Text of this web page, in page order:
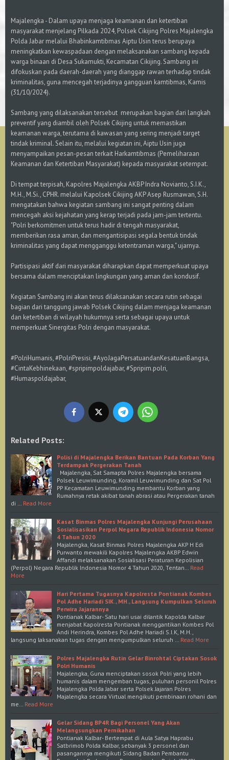
Majalengka - Dalam upaya menjaga keamanan dan ketertiban
masyarakat menjelang Pilkada 2024, Polsek Cikijing Polres Majalengka
Polda Jabar melalui Bhabinkamtibmas Aiptu Usin terus berupaya
meningkatkan kewaspadaan dengan melaksanakan sambang kepada
warga binaan di Desa Sukamukti, Kecamatan Cikijing. Sambang ini
difokuskan pada daerah-daerah yang dianggap rawan terhadap tindak
kriminalitas, guna mencegah terjadinya gangguan kamtibmas, Kamis
(31/10/2024).
Sambang yang dilaksanakan tersebut merupakan bagian dari langkah
preventif yang diambil oleh Polsek Cikijing untuk memastikan
keamanan warga, terutama di kawasan yang sering menjadi target
tindak kriminal. Selain itu, melalui kegiatan ini, Aiptu Usin juga
menyampaikan pesan-pesan terkait Harkamtibmas (Pemeliharaan
Keamanan dan Ketertiban Masyarakat) kepada masyarakat setempat.
Di tempat terpisah, Kapolres Majalengka AKBP Indra Novianto, S.I.K.,
M.H., M.Si., CPHR. melalui Kapolsek Cikijing AKP Asep Rusmawan, S.H.
mengatakan bahwa kegiatan sambang ini sangat penting dalam
mencegah aksi kejahatan yang kerap terjadi pada jam-jam tertentu.
"Polri berkomitmen untuk terus hadir di tengah masyarakat,
memberikan rasa aman, dan mengantisipasi segala bentuk tindak
kriminalitas yang dapat mengganggu ketentraman warga," ujarnya.
Partisipasi aktif dari masyarakat diharapkan dapat memperkuat upaya
bersama dalam menciptakan lingkungan yang aman dan kondusif.
Kegiatan Sambang ini akan terus dilaksanakan secara rutin sebagai
bagian dari tanggung jawab Polsek Cikijing dalam menjaga keamanan
dan ketertiban di wilayah hukumnya serta sebagai upaya untuk
memperkuat Sinergitas Polri dengan masyarakat.
#PolriHumanis, #PolriPresisi, #AyoJagaPersatuandanKesatuanBangsa,
#CintaKebhinekaan, #spripimpoldajabar, #Spripim.polri,
#Humaspoldajabar,
Related Posts:
Polisi di Majalengka Berikan Bantuan Pada Korban Yang
Terdampak Pergerakan Tanah
Majalengka, Sat Samapta Polres Majalengka bersama
Polsek Leuwimunding, Koramil Leuwimunding dan Sat Pol
PP Kecamatan Leuwimunding membantu Korban yang
Rumahnya retak akibat tanah abrasi atau Pergerakan tanah
di … Read More
Kasat Binmas Polres Majalengka Kunjungi Perusahaan
Sosialisasikan Perpol Negara Republik Indonesia Nomor
4 Tahun 2020
Majalengka, Kasat Binmas Polres Majalengka AKP H Edi
Purwanto mewakili Kapolres Majalengka AKBP Edwin
Affandi melaksanakan Sosialisasi Peraturan Kepolisian
(Perpol) Negara Republik Indonesia Nomor 4 Tahun 2020, Tentan… Read
More
Hari Pertama Tugasnya Kapolresta Pontianak Kombes
Pol Adhe Hariadi SIK., MH., Langsung Kumpulkan Seluruh
Perwira Jajarannya
Pontianak Kalbar- Satu hari usai dilantik Kapolda Kalbar
menjabat Kapolresta Pontianak menggantikan Kombes Pol
Andi Herindra, Kombes Pol Adhe Hariadi S.I.K, M.H.,
langsung laksanakan tugas dengan mengumpulkan seluruh … Read More
Polres Majalengka Rutin Gelar Binrohtal Ciptakan Sosok
Polri Humanis
Majalengka, Guna menciptakan sosok Polri yang lebih
humanis dalam mengemban tugas, puluhan personil Polres
Majalengka Polda Jabar serta Polsek Jajaran Polres
Majalengka secara Virtual mengikuti pembinaan rohani dan
me… Read More
Gelar Sidang BP4R Bagi Personel Yang Akan
Melangsungkan Pernikahan
Pontianak Kalbar- Bertempat di Aula Satya Haprabu
Satbrimob Polda Kalbar, sebanyak 3 personel dan
pasangannya mengikuti Sidang Badan Pembantu